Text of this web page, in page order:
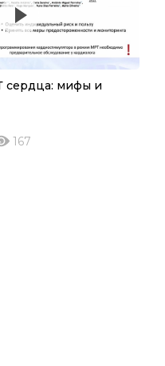
сердца: мифы и
167